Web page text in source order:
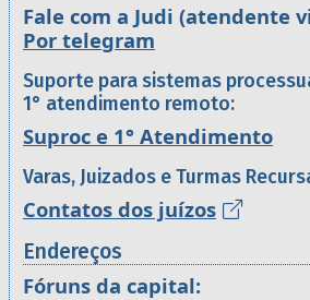
Fale com a Judi (atendente
Por telegram
Suporte para sistemas
1° atendimento remoto:
Suproc e 1° Atendimento
Varas, Juizados e Turmas
Contatos dos juízos
Endereços
Fóruns da capital: